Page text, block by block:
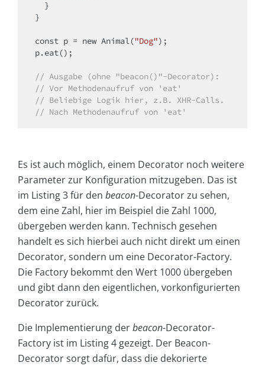
}
const p = new Animal("Dog");
p.eat();
// Ausgabe (ohne "beacon()"-Decorator):
// Vor Methodenaufruf von 'eat'
// Beliebige Logik hier, z.B. XHR-Calls.
// Nach Methodenaufruf von 'eat'
Es ist auch möglich, einem Decorator noch weitere
Parameter zur Konfiguration mitzugeben. Das ist
im Listing 3 für den beacon-Decorator zu sehen,
dem eine Zahl, hier im Beispiel die Zahl 1000,
übergeben werden kann. Technisch gesehen
handelt es sich hierbei auch nicht direkt um einen
Decorator, sondern um eine Decorator-Factory.
Die Factory bekommt den Wert 1000 übergeben
und gibt dann den eigentlichen, vorkonfigurierten
Decorator zurück.
Die Implementierung derbeacon-Decorator-
Factory ist im Listing 4 gezeigt. Der Beacon-
Decorator sorgt dafür, dass die dekorierte